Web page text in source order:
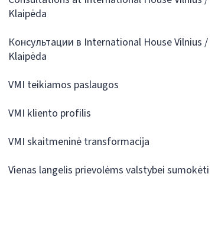
Klaipėda
Консультации в International House Vilnius /
Klaipėda
VMI teikiamos paslaugos
VMI kliento profilis
VMI skaitmeninė transformacija
Vienas langelis prievolėms valstybei sumokėti